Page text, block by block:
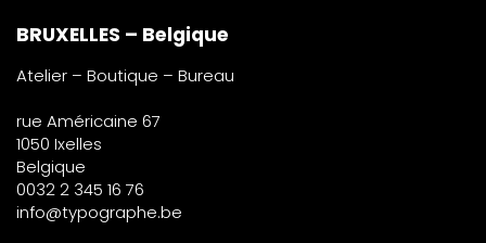
BRUXELLES – Belgique
Atelier – Boutique – Bureau
rue Américaine 67
1050 Ixelles
Belgique
0032 2 345 16 76
info@typographe.be